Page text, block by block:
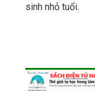
sinh nhỏ tuổi.